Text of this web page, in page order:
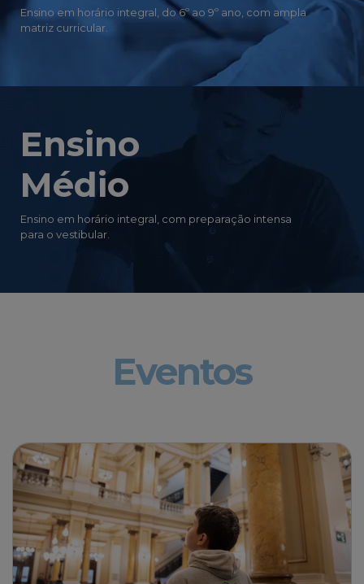
Ensino em horário integral, do 6º ao 9º ano, com ampla
matriz curricular.
Ensino
Médio
Ensino em horário integral, com preparação intensa
para o vestibular.
Eventos